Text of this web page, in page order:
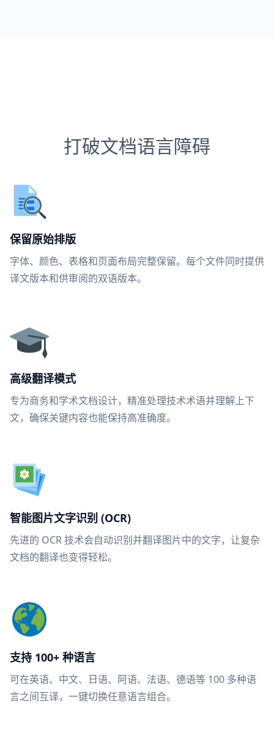
打破文档语言障碍
保留原始排版
字体、颜色、表格和页面布局完整保留。每个文件同时提供
译文版本和供审阅的双语版本。
高级翻译模式
专为商务和学术文档设计，精准处理技术术语并理解上下
文，确保关键内容也能保持高准确度。
智能图片文字识别 (OCR)
先进的 OCR 技术会自动识别并翻译图片中的文字，让复杂
文档的翻译也变得轻松。
支持 100+ 种语言
可在英语、中文、日语、阿语、法语、德语等 100 多种语
言之间互译，一键切换任意语言组合。